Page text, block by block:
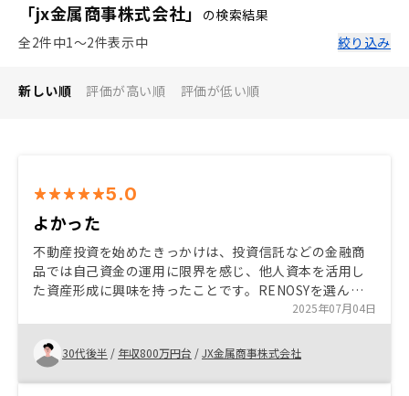
「jx金属商事株式会社」
の検索結果
全2件中1〜2件表示中
絞り込み
新しい順 評価が高い順 評価が低い順
5.0
よかった
不動産投資を始めたきっかけは、投資信託などの金融商
品では自己資金の運用に限界を感じ、他人資本を活用し
た資産形成に興味を持ったことです。RENOSYを選んだ
理由は、担当者の丁寧なリスク説明と管理体制の良さ、
そして空室保証などの安心できるプランがあったからで
す。特に、物件選定から購入後の管理まで一括して任せ
られる点は、忙しい方にとって大きな魅力です。これか
ら不動産投資を検討される方には、RENOSYのような信
2025年07月04日
30代後半 / 年収800万円台 /JX金属商事株式会社